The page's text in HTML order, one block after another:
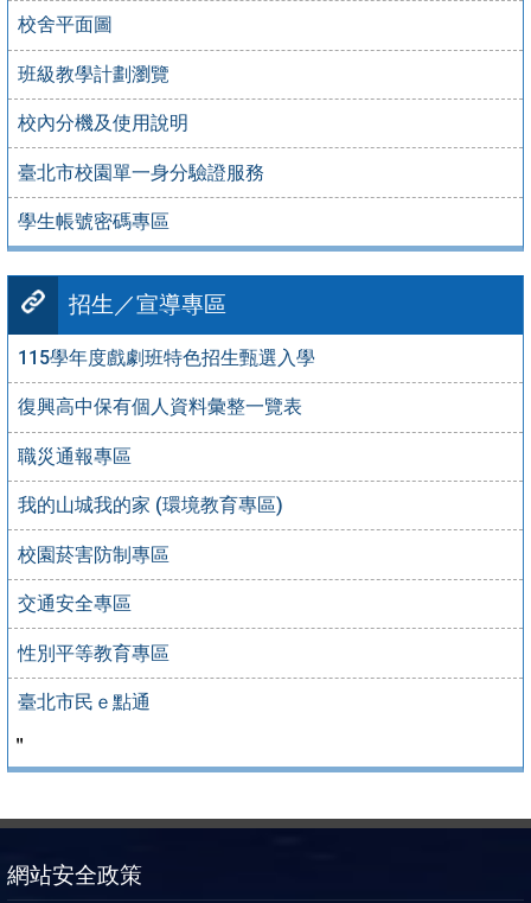
校舍平面圖
班級教學計劃瀏覽
校內分機及使用說明
臺北市校園單一身分驗證服務
學生帳號密碼專區
招生／宣導專區
115學年度戲劇班特色招生甄選入學
復興高中保有個人資料彙整一覽表
職災通報專區
我的山城我的家 (環境教育專區)
校園菸害防制專區
交通安全專區
性別平等教育專區
臺北市民ｅ點通
＂
網站安全政策